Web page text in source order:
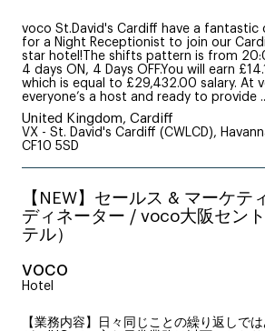
voco St.David's Cardiff have a
for a Night Receptionist to join our
star hotel!The shifts pattern is from
4 days ON, 4 Days OFF.You will earn
which is equal to £29,432.00 salary. At
everyone’s a host and ready to provide
United Kingdom, Cardiff
VX - St. David's Cardiff (CWLCD),
CF10 5SD
【NEW】セールス & マーケテ
ディネーター / voco大阪セン
テル）
voco
Hotel
【業務内容】日々同じことの繰り返しで